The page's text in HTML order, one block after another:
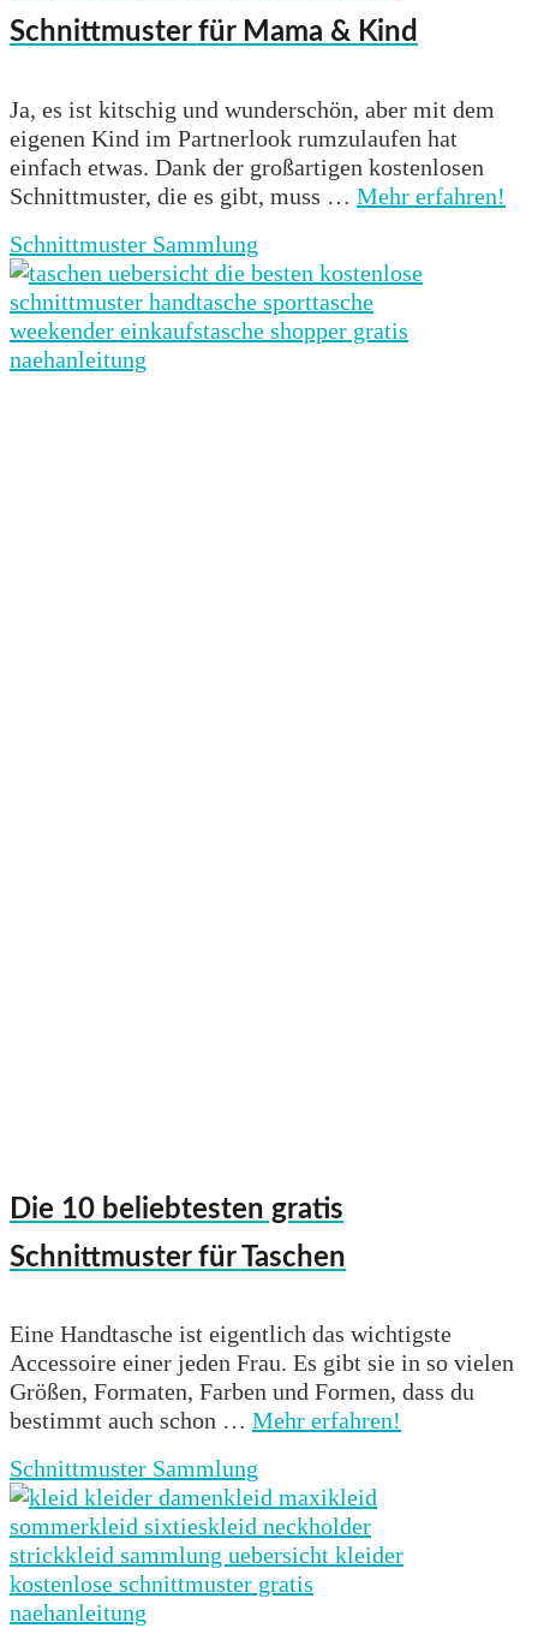
Schnittmuster für Mama & Kind
Ja, es ist kitschig und wunderschön, aber mit dem
eigenen Kind im Partnerlook rumzulaufen hat
einfach etwas. Dank der großartigen kostenlosen
Schnittmuster, die es gibt, muss … Mehr erfahren!
Schnittmuster Sammlung
Die 10 beliebtesten gratis
Schnittmuster für Taschen
Eine Handtasche ist eigentlich das wichtigste
Accessoire einer jeden Frau. Es gibt sie in so vielen
Größen, Formaten, Farben und Formen, dass du
bestimmt auch schon … Mehr erfahren!
Schnittmuster Sammlung